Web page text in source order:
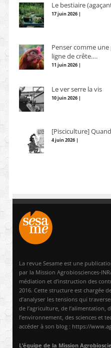
Le bestiaire
17 juin 2026 |
Penser comme une
ligne de crête….
11 juin 2026 |
Le ver serre la vis
10 juin 2026 |
[Pisciculture]
4 juin 2026 |
La revue Sesame est une
par la Mission Agrobiosciences-
médiation et d’instruction des
2016. Cette structure est chargée
d’analyser les tensions qui
de l’agriculture, de l’alimentation,
l’environnement, des sciences et
accéder à son blog : https://
L’équipe de la Mission